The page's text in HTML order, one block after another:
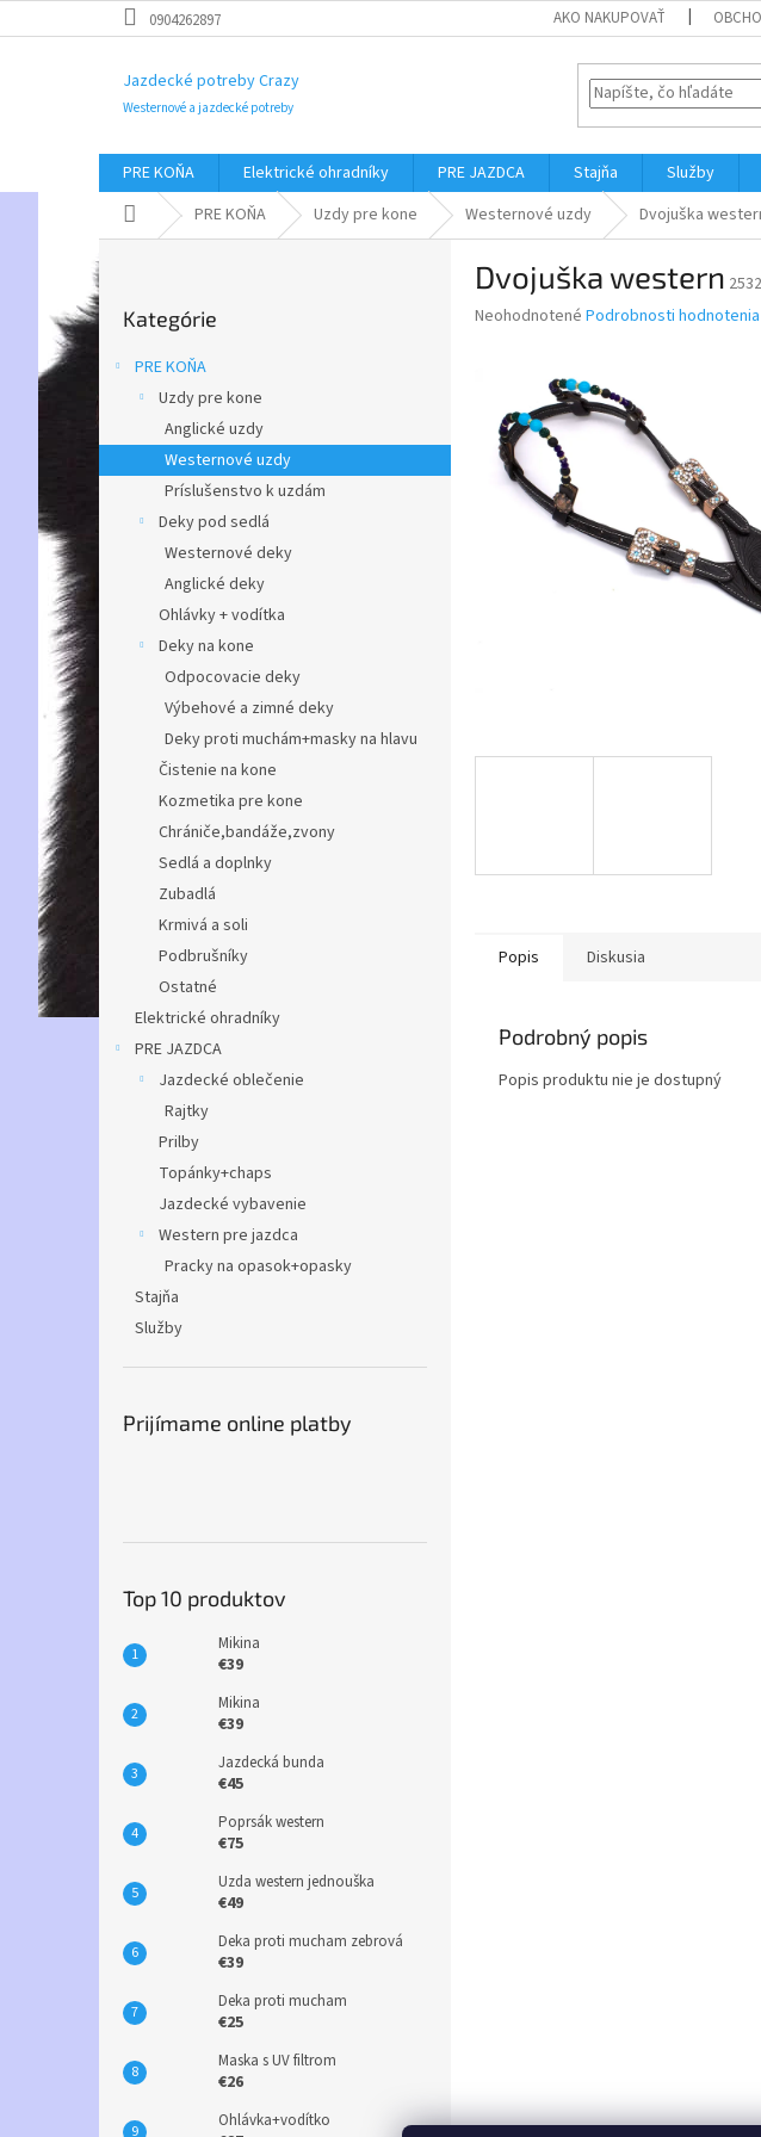
na
0904262897 AKO NAKUPOVAŤ
Jazdecké potreby Crazy
Westernové a jazdecké potreby
PRE KOŇA Elektrické ohradníky PRE JAZDCA Stajňa Služby
DomovPRE KOŇA Uzdy pre kone Westernové uzdy Dvojuška
o
č
n
kategórie
Kategórie
PRE KOŇA
Uzdy pre kone
Anglické uzdy
Westernové uzdy
Príslušenstvo k uzdám
Deky pod sedlá
Westernové deky
Anglické deky
Ohlávky + vodítka
Deky na kone
Odpocovacie deky
Výbehové a zimné deky
Deky proti muchám+masky na hlavu
Čistenie na kone
Kozmetika pre kone
Chrániče,bandáže,zvony
Sedlá a doplnky
Zubadlá
Krmivá a soli
Podbrušníky
Ostatné
Elektrické ohradníky
PRE JAZDCA
Jazdecké oblečenie
Rajtky
Prilby
Topánky+chaps
Jazdecké vybavenie
Western pre jazdca
Pracky na opasok+opasky
Stajňa
Služby
Prijímame online platby
Top 10 produktov
Mikina
€39
Mikina
€39
Jazdecká bunda
€45
Poprsák western
€75
Uzda western jednouška
€49
Deka proti mucham zebrová
€39
Deka proti mucham
€25
Maska s UV filtrom
€26
Ohlávka+vodítko
Dvojuška western 2532
Priemerné
hviezdičiek.
Neohodnotené Podrobnosti hodnotenia
Popis Diskusia
Podrobný popis
Popis produktu nie je dostupný